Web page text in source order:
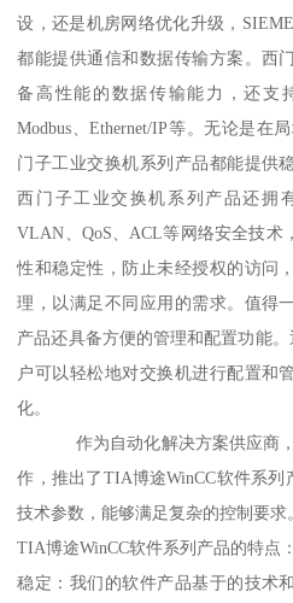
设，还是机房网络优化升级，
都能提供通信和数据传输方案。西
备高性能的数据传输能力，还支
Modbus、Ethernet/IP等。无论是在
门子工业交换机系列产品都能提供
西门子工业交换机系列产品还拥
VLAN、QoS、ACL等网络安全技术
性和稳定性，防止未经授权的访问
理，以满足不同应用的需求。值得
产品还具备方便的管理和配置功能
户可以轻松地对交换机进行配置和
化。
作为自动化解决方案供应商，
作，推出了TIA博途WinCC软件系
技术参数，能够满足复杂的控制要求
TIA博途WinCC软件系列产品的特点：
稳定：我们的软件产品基于的技术